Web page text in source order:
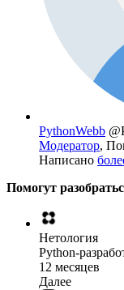
PythonWebb
Модератор,
Написано
Помогут
Нетология
Python-
12 месяцев
Далее